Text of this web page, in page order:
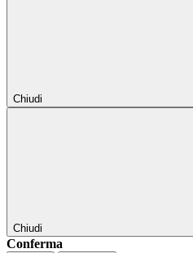
Chiudi
Chiudi
Conferma